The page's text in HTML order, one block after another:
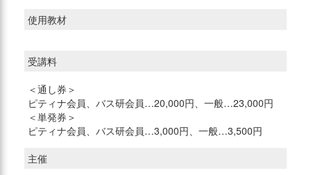
使用教材
受講料
＜通し券＞
ピティナ会員、バス研会員…20,000円、一般…23,000円
＜単発券＞
ピティナ会員、バス研会員…3,000円、一般…3,500円
主催